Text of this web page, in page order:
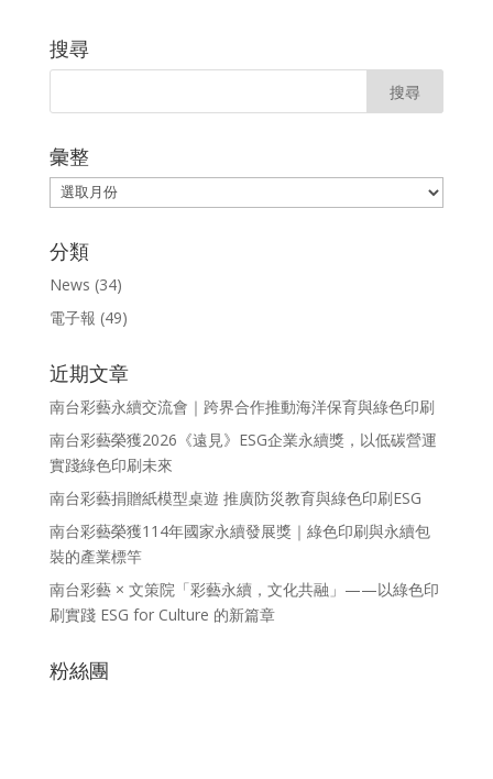
搜尋
彙整
彙
整
分類
News (34)
電子報 (49)
近期文章
南台彩藝永續交流會｜跨界合作推動海洋保育與綠色印刷
南台彩藝榮獲2026《遠見》ESG企業永續獎，以低碳營運
實踐綠色印刷未來
南台彩藝捐贈紙模型桌遊 推廣防災教育與綠色印刷ESG
南台彩藝榮獲114年國家永續發展獎｜綠色印刷與永續包
裝的產業標竿
南台彩藝 × 文策院「彩藝永續，文化共融」——以綠色印
刷實踐 ESG for Culture 的新篇章
粉絲團